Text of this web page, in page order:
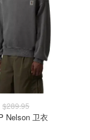
$289.95
Carhartt WIP Nelson 卫衣